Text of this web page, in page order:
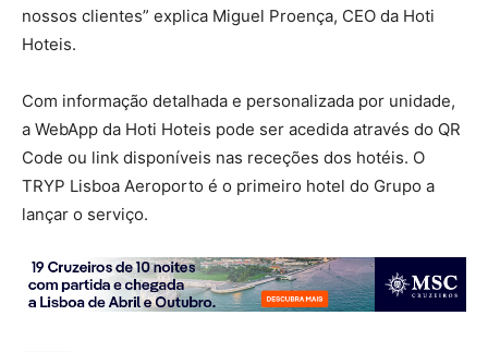
nossos clientes” explica Miguel Proença, CEO da Hoti
Hoteis.
Com informação detalhada e personalizada por unidade,
a WebApp da Hoti Hoteis pode ser acedida através do QR
Code ou link disponíveis nas receções dos hotéis. O
TRYP Lisboa Aeroporto é o primeiro hotel do Grupo a
lançar o serviço.